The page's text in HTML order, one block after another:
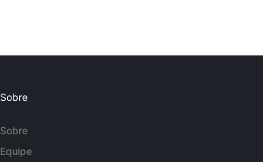
Sobre
Sobre
Equipe